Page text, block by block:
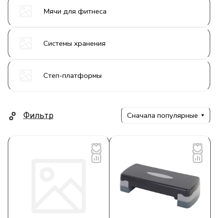
Мячи для фитнеса
Системы хранения
Степ-платформы
Фильтр Сначала популярные